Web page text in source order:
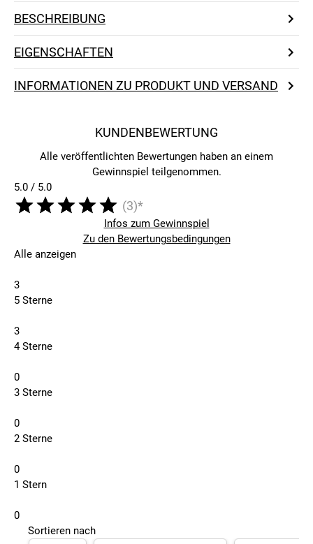
BESCHREIBUNG
EIGENSCHAFTEN
INFORMATIONEN ZU PRODUKT UND VERSAND
KUNDENBEWERTUNG
Alle veröffentlichten Bewertungen haben an einem
Gewinnspiel teilgenommen.
5.0 / 5.0
(3)*
Infos zum Gewinnspiel
Zu den Bewertungsbedingungen
Alle anzeigen
3
5 Sterne
3
4 Sterne
0
3 Sterne
0
2 Sterne
0
1 Stern
0
Sortieren nach